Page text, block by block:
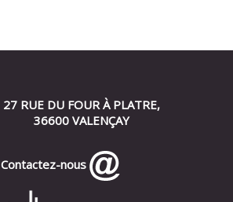
27 RUE DU FOUR À PLATRE,
36600 VALENÇAY
Contactez-nous